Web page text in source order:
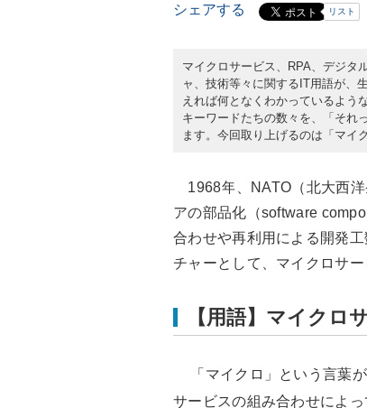
シェアする リスト
マイクロサービス、RPA、デジ
ャ、技術等々に関するIT用語が、
えれば何となくわかっているよう
キーワードたちの数々を、「それ
ます。今回取り上げるのは「マイ
1968年、NATO（北大西洋
アの部品化（software
合わせや再利用による開発
チャーとして、マイクロサー
【用語】マイクロ
「マイクロ」という言葉
サービスの組み合わせによ